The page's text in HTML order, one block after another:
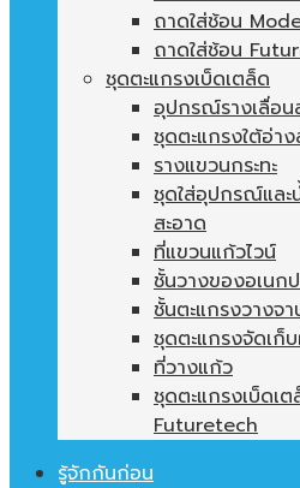
ถาดใส่ช้อน
ถาดใส่ช้อน
ชุดตะแกรงเบ็ดเตล็ด
อุปกรณ์รางเลื่อ
ชุดตะแกรงใต้อ่า
รางแขวนกระทะ
ชุดใส่อุปกรณ์และ
สะอาด
ที่แขวนแก้วไวน์
ชั้นวางของอเนก
ชั้นตะแกรงวางจา
ชุดตะแกรงจัดเ
ที่วางแก้ว
ชุดตะแกรงเบ็ดเ
Futuretech
รู้จักกันก่อน